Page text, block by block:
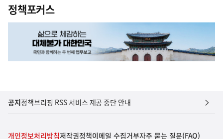
정책포커스
공지정책브리핑 RSS 서비스 제공 중단 안내
개인정보처리방침저작권정책이메일 수집거부자주 묻는 질문(FAQ)